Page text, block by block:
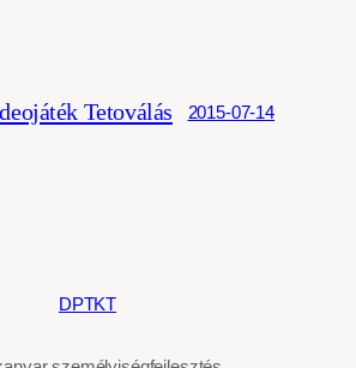
Tetoválás 2015-07-14
DPTKT